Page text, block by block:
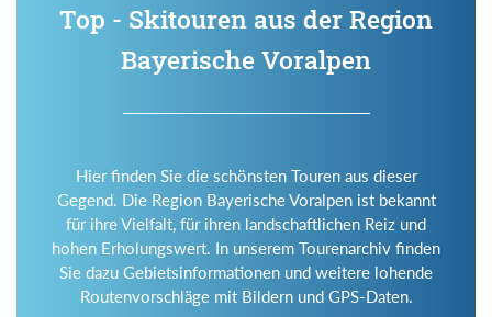
Top - Skitouren aus der Region
Bayerische Voralpen
Hier finden Sie die schönsten Touren aus dieser
Gegend. Die Region Bayerische Voralpen ist bekannt
für ihre Vielfalt, für ihren landschaftlichen Reiz und
hohen Erholungswert. In unserem Tourenarchiv finden
Sie dazu Gebietsinformationen und weitere lohende
Routenvorschläge mit Bildern und GPS-Daten.